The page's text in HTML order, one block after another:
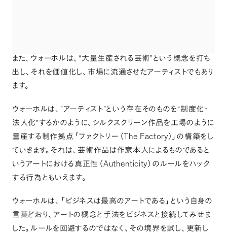
また、 ウォーホルは、 “大量生産される芸術”という概念を打ち
出し、 それを価値化し 、 市場に流通させたアーティストでもあり
ます。
ウォーホルは 、 ”アーティスト”という存在そのものを“制度化・
法人化”するかのように、 シルクスクリーン作品を工場のように
量産する制作拠点 「 ファクトリー （The Factory）」 の構築をし
ていきます。 それは、 芸術作品は作家本人によるものであると
いうアートにおける真正性 （Authenticity） のルールをハック
する行為ともいえます。
ウォーホルは 、 「 ビジネスは最高のアートである 」 という自身の
言葉どおり 、 アートの概念と手法をビジネスと接続してみせま
した。 ルールを回避するのではなく 、 その境界を試し 、 更新し